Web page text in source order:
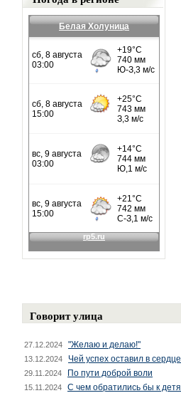
Белая Холуница
Говорит улица
27.12.2024 "Желаю и делаю!"
13.12.2024 Чей успех оставил в
29.11.2024 По пути доброй воли
15.11.2024 С чем обратились бы к